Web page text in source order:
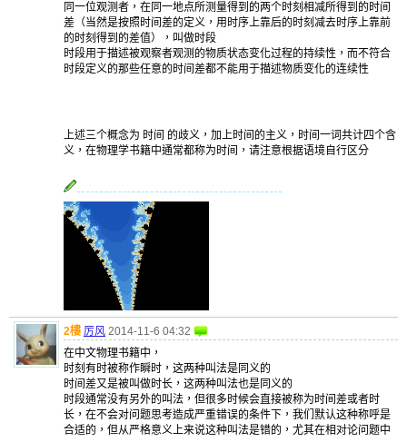
同一位观测者，在同一地点所测量得到的两个时刻相减所得到的时间
差（当然是按照时间差的定义，用时序上靠后的时刻减去时序上靠前
的时刻得到的差值），叫做时段
时段用于描述被观察者观测的物质状态变化过程的持续性，而不符合
时段定义的那些任意的时间差都不能用于描述物质变化的连续性
上述三个概念为 时间 的歧义，加上时间的主义，时间一词共计四个含
义，在物理学书籍中通常都称为时间，请注意根据语境自行区分
2樓 厉风 2014-11-6 04:32
在中文物理书籍中，
时刻有时被称作瞬时，这两种叫法是同义的
时间差又是被叫做时长，这两种叫法也是同义的
时段通常没有另外的叫法，但很多时候会直接被称为时间差或者时
长，在不会对问题思考造成严重错误的条件下，我们默认这种称呼是
合适的，但从严格意义上来说这种叫法是错的，尤其在相对论问题中